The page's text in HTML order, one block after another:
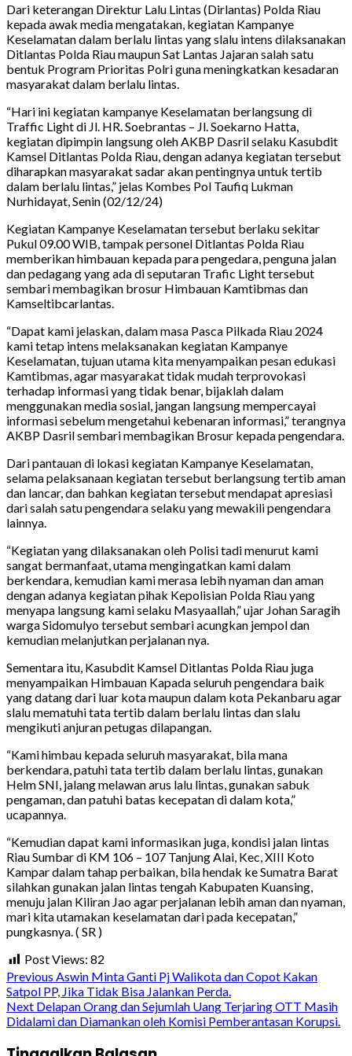
Dari keterangan Direktur Lalu Lintas (Dirlantas) Polda Riau
kepada awak media mengatakan, kegiatan Kampanye
Keselamatan dalam berlalu lintas yang slalu intens dilaksanakan
Ditlantas Polda Riau maupun Sat Lantas Jajaran salah satu
bentuk Program Prioritas Polri guna meningkatkan kesadaran
masyarakat dalam berlalu lintas.
“Hari ini kegiatan kampanye Keselamatan berlangsung di
Traffic Light di Jl. HR. Soebrantas – Jl. Soekarno Hatta,
kegiatan dipimpin langsung oleh AKBP Dasril selaku Kasubdit
Kamsel Ditlantas Polda Riau, dengan adanya kegiatan tersebut
diharapkan masyarakat sadar akan pentingnya untuk tertib
dalam berlalu lintas,” jelas Kombes Pol Taufiq Lukman
Nurhidayat, Senin (02/12/24)
Kegiatan Kampanye Keselamatan tersebut berlaku sekitar
Pukul 09.00 WIB, tampak personel Ditlantas Polda Riau
memberikan himbauan kepada para pengedara, penguna jalan
dan pedagang yang ada di seputaran Trafic Light tersebut
sembari membagikan brosur Himbauan Kamtibmas dan
Kamseltibcarlantas.
“Dapat kami jelaskan, dalam masa Pasca Pilkada Riau 2024
kami tetap intens melaksanakan kegiatan Kampanye
Keselamatan, tujuan utama kita menyampaikan pesan edukasi
Kamtibmas, agar masyarakat tidak mudah terprovokasi
terhadap informasi yang tidak benar, bijaklah dalam
menggunakan media sosial, jangan langsung mempercayai
informasi sebelum mengetahui kebenaran informasi,” terangnya
AKBP Dasril sembari membagikan Brosur kepada pengendara.
Dari pantauan di lokasi kegiatan Kampanye Keselamatan,
selama pelaksanaan kegiatan tersebut berlangsung tertib aman
dan lancar, dan bahkan kegiatan tersebut mendapat apresiasi
dari salah satu pengendara selaku yang mewakili pengendara
lainnya.
“Kegiatan yang dilaksanakan oleh Polisi tadi menurut kami
sangat bermanfaat, utama mengingatkan kami dalam
berkendara, kemudian kami merasa lebih nyaman dan aman
dengan adanya kegiatan pihak Kepolisian Polda Riau yang
menyapa langsung kami selaku Masyaallah,” ujar Johan Saragih
warga Sidomulyo tersebut sembari acungkan jempol dan
kemudian melanjutkan perjalanan nya.
Sementara itu, Kasubdit Kamsel Ditlantas Polda Riau juga
menyampaikan Himbauan Kapada seluruh pengendara baik
yang datang dari luar kota maupun dalam kota Pekanbaru agar
slalu mematuhi tata tertib dalam berlalu lintas dan slalu
mengikuti anjuran petugas dilapangan.
“Kami himbau kepada seluruh masyarakat, bila mana
berkendara, patuhi tata tertib dalam berlalu lintas, gunakan
Helm SNI, jalang melawan arus lalu lintas, gunakan sabuk
pengaman, dan patuhi batas kecepatan di dalam kota,”
ucapannya.
“Kemudian dapat kami informasikan juga, kondisi jalan lintas
Riau Sumbar di KM 106 – 107 Tanjung Alai, Kec, XIII Koto
Kampar dalam tahap perbaikan, bila hendak ke Sumatra Barat
silahkan gunakan jalan lintas tengah Kabupaten Kuansing,
menuju jalan Kiliran Jao agar perjalanan lebih aman dan nyaman,
mari kita utamakan keselamatan dari pada kecepatan,”
pungkasnya. ( SR )
Post Views: 82
Continue
Reading
Previous Aswin Minta Ganti Pj Walikota dan Copot Kakan
Satpol PP, Jika Tidak Bisa Jalankan Perda.
Next Delapan Orang dan Sejumlah Uang Terjaring OTT Masih
Didalami dan Diamankan oleh Komisi Pemberantasan Korupsi.